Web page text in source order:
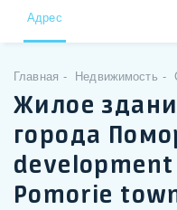
Адрес
Главная Недвижимость
Жилое
города
Pomorie